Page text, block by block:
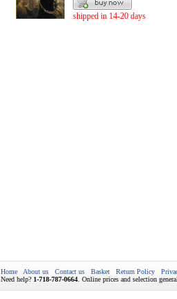
shipped in 14-20 days
Home About us Contact us Basket Return Policy
Need help? 1-718-787-0664 . Online prices and selection